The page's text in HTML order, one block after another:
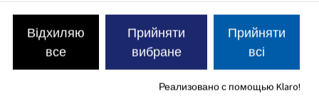
Ерлангерська декларація
про різноманітність, повагу
та толерантність
Управління з питань рівних
Відхиляю
все
Прийняти
вибране
Прийняти
всі
Реализовано с помощью Klaro!